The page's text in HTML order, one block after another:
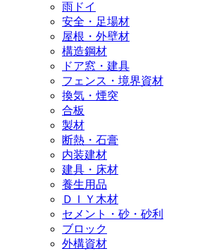
雨ドイ
安全・足場材
屋根・外壁材
構造鋼材
ドア窓・建具
フェンス・境界資材
換気・煙突
合板
製材
断熱・石膏
内装建材
建具・床材
養生用品
ＤＩＹ木材
セメント・砂・砂利
ブロック
外構資材